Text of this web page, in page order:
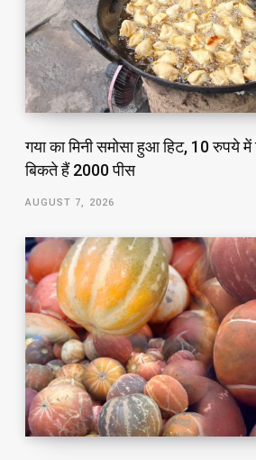
गया का मिनी समोसा हुआ हिट, 10 रुपये में
बिकते हैं 2000 पीस
AUGUST 7, 2026